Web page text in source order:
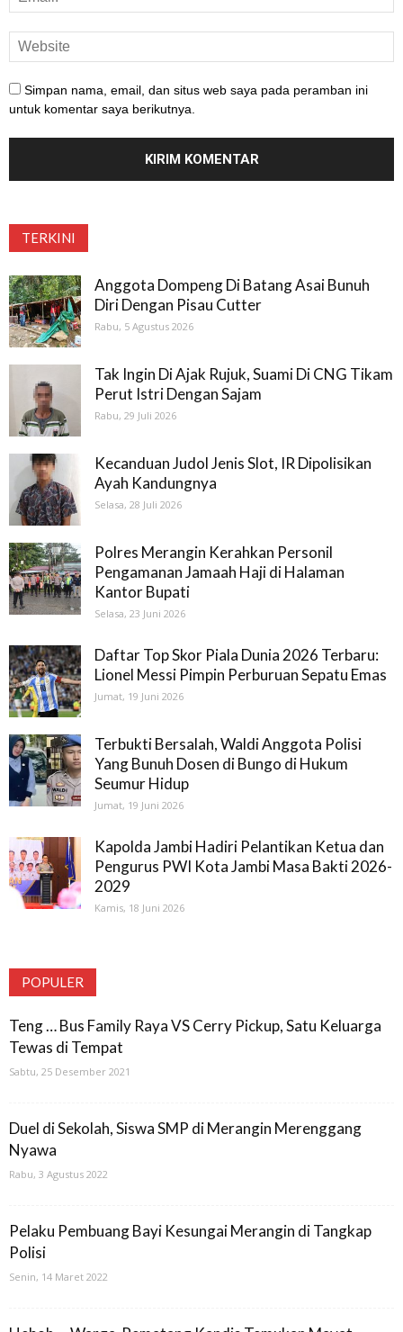
Simpan nama, email, dan situs web saya pada peramban ini
untuk komentar saya berikutnya.
TERKINI
Anggota Dompeng Di Batang Asai Bunuh
Diri Dengan Pisau Cutter
Rabu, 5 Agustus 2026
Tak Ingin Di Ajak Rujuk, Suami Di CNG Tikam
Perut Istri Dengan Sajam
Rabu, 29 Juli 2026
Kecanduan Judol Jenis Slot, IR Dipolisikan
Ayah Kandungnya
Selasa, 28 Juli 2026
Polres Merangin Kerahkan Personil
Pengamanan Jamaah Haji di Halaman
Kantor Bupati
Selasa, 23 Juni 2026
Daftar Top Skor Piala Dunia 2026 Terbaru:
Lionel Messi Pimpin Perburuan Sepatu Emas
Jumat, 19 Juni 2026
Terbukti Bersalah, Waldi Anggota Polisi
Yang Bunuh Dosen di Bungo di Hukum
Seumur Hidup
Jumat, 19 Juni 2026
Kapolda Jambi Hadiri Pelantikan Ketua dan
Pengurus PWI Kota Jambi Masa Bakti 2026-
2029
Kamis, 18 Juni 2026
POPULER
Teng … Bus Family Raya VS Cerry Pickup, Satu Keluarga
Tewas di Tempat
Sabtu, 25 Desember 2021
Duel di Sekolah, Siswa SMP di Merangin Merenggang
Nyawa
Rabu, 3 Agustus 2022
Pelaku Pembuang Bayi Kesungai Merangin di Tangkap
Polisi
Senin, 14 Maret 2022